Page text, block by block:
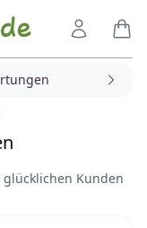
Kunden